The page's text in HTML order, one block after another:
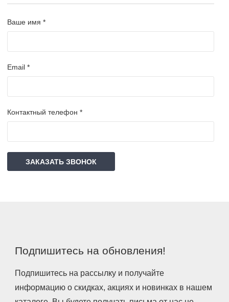
Ваше имя *
Email *
Контактный телефон *
ЗАКАЗАТЬ ЗВОНОК
Подпишитесь на обновления!
Подпишитесь на рассылку и получайте
информацию о скидках, акциях и новинках в нашем